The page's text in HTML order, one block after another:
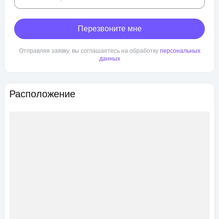
Расположение
Перезвоните мне
Отправляя заявку, вы соглашаетесь на обработку персональных
данных